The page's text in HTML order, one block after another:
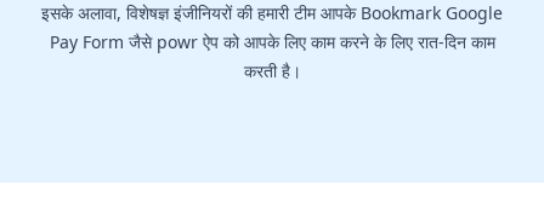
इसके अलावा, विशेषज्ञ इंजीनियरों की हमारी टीम आपके Bookmark Google
Pay Form जैसे powr ऐप को आपके लिए काम करने के लिए रात-दिन काम
करती है।